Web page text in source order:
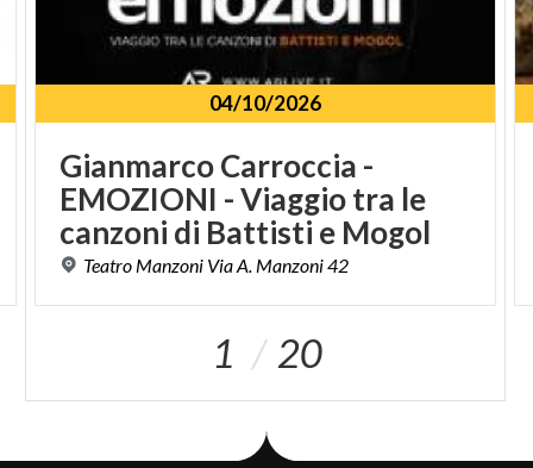
04/10/2026
Gianmarco Carroccia -
EMOZIONI - Viaggio tra le
canzoni di Battisti e Mogol
Teatro Manzoni ViaA. Manzoni42
1 20